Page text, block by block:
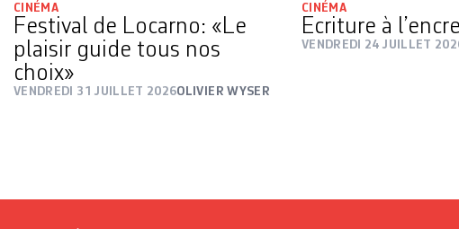
CINÉMA
Festival de Locarno: «Le
plaisir guide tous nos
choix»
VENDREDI 31 JUILLET 2026OLIVIER WYSER
CINÉMA
Ecriture à
VENDREDI 24 JUILLET